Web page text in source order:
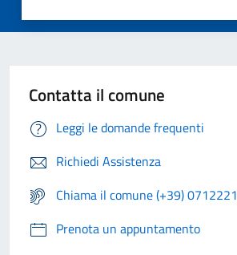
Contatta il comune
Leggi le domande frequenti
Richiedi Assistenza
Chiama il comune (+39) 0712221
Prenota un appuntamento